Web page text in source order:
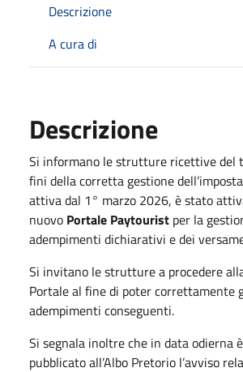
Descrizione
A cura di
Descrizione
Si informano le strutture ricettive del
fini della corretta gestione
attiva dal 1° marzo 2026, è stato
nuovo Portale Paytourist per la
adempimenti dichiarativi e dei
Si invitano le strutture a procedere
Portale al fine di poter correttamente
adempimenti conseguenti.
Si segnala inoltre che in data odierna
pubblicato all’Albo Pretorio l’avviso